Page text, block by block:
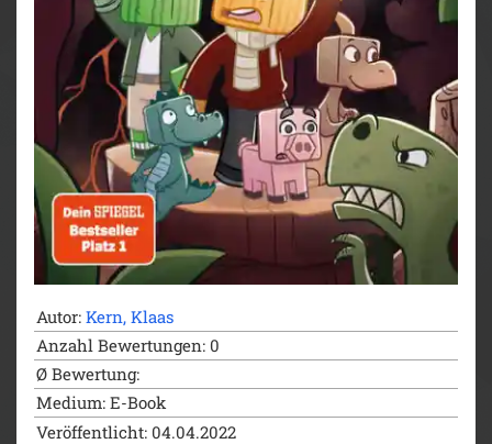
Autor: Kern, Klaas
Anzahl Bewertungen: 0
Ø Bewertung:
Medium: E-Book
Veröffentlicht: 04.04.2022